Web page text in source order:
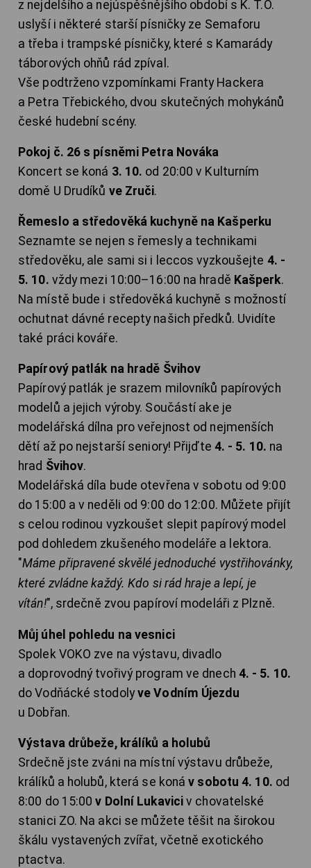
z nejdelšího a nejúspěšnějšího období s K. T.O.
uslyší i některé starší písničky ze Semaforu
a třeba i trampské písničky, které s Kamarády
táborových ohňů rád zpíval.
Vše podtrženo vzpomínkami Franty Hackera
a Petra Třebického, dvou skutečných mohykánů
české hudební scény.
Pokoj č. 26 s písněmi Petra Nováka
Koncert se koná 3. 10. od 20:00 v Kulturním
domě U Drudíků ve Zruči.
Řemeslo a středověká kuchyně na Kašperku
Seznamte se nejen s řemesly a technikami
středověku, ale sami si i leccos vyzkoušejte 4. -
5. 10. vždy mezi 10:00–16:00 na hradě Kašperk.
Na místě bude i středověká kuchyně s možností
ochutnat dávné recepty našich předků. Uvidíte
také práci kováře.
Papírový patlák na hradě Švihov
Papírový patlák je srazem milovníků papírových
modelů a jejich výroby. Součástí ake je
modelářská dílna pro veřejnost od nejmenších
dětí až po nejstarší seniory! Přijďte 4. - 5. 10. na
hrad Švihov.
Modelářská díla bude otevřena v sobotu od 9:00
do 15:00 a v neděli od 9:00 do 12:00. Můžete přijít
s celou rodinou vyzkoušet slepit papírový model
pod dohledem zkušeného modeláře a lektora.
"Máme připravené skvělé jednoduché vystřihovánky,
které zvládne každý. Kdo si rád hraje a lepí, je
vítán!", srdečně zvou papíroví modeláři z Plzně.
Můj úhel pohledu na vesnici
Spolek VOKO zve na výstavu, divadlo
a doprovodný tvořivý program ve dnech 4. - 5. 10.
do Vodňácké stodolyve Vodním Újezdu
u Dobřan.
Výstava drůbeže, králíků a holubů
Srdečně jste zváni na místní výstavu drůbeže,
králíků a holubů, která se konáv sobotu 4. 10. od
8:00 do 15:00v Dolní Lukavici v chovatelské
stanici ZO. Na akci se můžete těšit na širokou
škálu vystavených zvířat, včetně exotického
ptactva.